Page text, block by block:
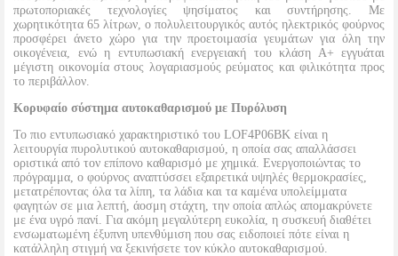
πρωτοποριακές τεχνολογίες ψησίματος και συντήρησης. Με
χωρητικότητα 65 λίτρων, ο πολυλειτουργικός αυτός ηλεκτρικός φούρνος
προσφέρει άνετο χώρο για την προετοιμασία γευμάτων για όλη την
οικογένεια, ενώ η εντυπωσιακή ενεργειακή του κλάση Α+ εγγυάται
μέγιστη οικονομία στους λογαριασμούς ρεύματος και φιλικότητα προς
το περιβάλλον.
Κορυφαίο σύστημα αυτοκαθαρισμού με Πυρόλυση
Το πιο εντυπωσιακό χαρακτηριστικό του LOF4P06BK είναι η
λειτουργία πυρολυτικού αυτοκαθαρισμού, η οποία σας απαλλάσσει
οριστικά από τον επίπονο καθαρισμό με χημικά. Ενεργοποιώντας το
πρόγραμμα, ο φούρνος αναπτύσσει εξαιρετικά υψηλές θερμοκρασίες,
μετατρέποντας όλα τα λίπη, τα λάδια και τα καμένα υπολείμματα
φαγητών σε μια λεπτή, άοσμη στάχτη, την οποία απλώς απομακρύνετε
με ένα υγρό πανί. Για ακόμη μεγαλύτερη ευκολία, η συσκευή διαθέτει
ενσωματωμένη έξυπνη υπενθύμιση που σας ειδοποιεί πότε είναι η
κατάλληλη στιγμή να ξεκινήσετε τον κύκλο αυτοκαθαρισμού.